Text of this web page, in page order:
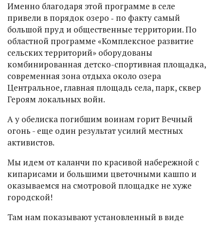
Именно благодаря этой программе в селе
привели в порядок озеро ‑ по факту самый
большой пруд и общественные территории. По
областной программе «Комплексное развитие
сельских территорий» оборудованы
комбинированная детско-спортивная площадка,
современная зона отдыха около озера
Центральное, главная площадь села, парк, сквер
Героям локальных войн.
А у обелиска погибшим воинам горит Вечный
огонь - еще один результат усилий местных
активистов.
Мы идем от каланчи по красивой набережной с
кипарисами и большими цветочными кашпо и
оказываемся на смотровой площадке не хуже
городской!
Там нам показывают установленный в виде